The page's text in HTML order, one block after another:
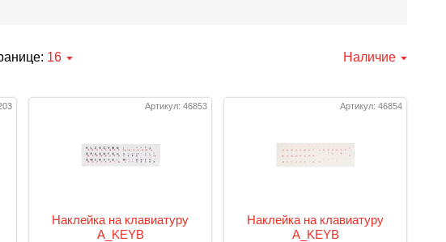
16 Наличие
Артикул: 46853
Наклейка на клавиатуру
A_KEYB
Артикул: 46854
Наклейка на клавиатуру
A_KEYB